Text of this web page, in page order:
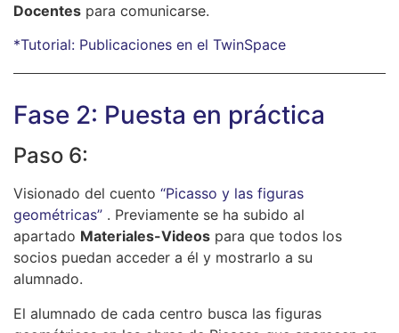
Docentes para comunicarse.
*Tutorial: Publicaciones en el TwinSpace
Fase 2: Puesta en práctica
Paso 6:
Visionado del cuento “Picasso y las figuras
geométricas” . Previamente se ha subido al
apartado Materiales-Videos para que todos los
socios puedan acceder a él y mostrarlo a su
alumnado.
El alumnado de cada centro busca las figuras